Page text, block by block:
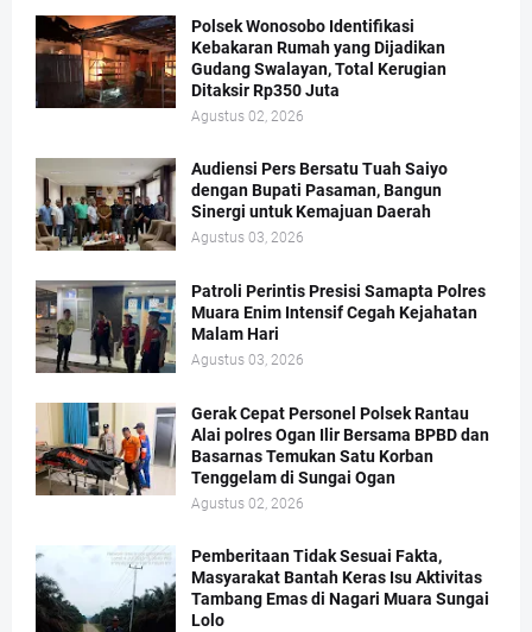
Polsek Wonosobo Identifikasi
Kebakaran Rumah yang Dijadikan
Gudang Swalayan, Total Kerugian
Ditaksir Rp350 Juta
Agustus 02, 2026
Audiensi Pers Bersatu Tuah Saiyo
dengan Bupati Pasaman, Bangun
Sinergi untuk Kemajuan Daerah
Agustus 03, 2026
Patroli Perintis Presisi Samapta Polres
Muara Enim Intensif Cegah Kejahatan
Malam Hari
Agustus 03, 2026
Gerak Cepat Personel Polsek Rantau
Alai polres Ogan Ilir Bersama BPBD dan
Basarnas Temukan Satu Korban
Tenggelam di Sungai Ogan
Agustus 02, 2026
Pemberitaan Tidak Sesuai Fakta,
Masyarakat Bantah Keras Isu Aktivitas
Tambang Emas di Nagari Muara Sungai
Lolo